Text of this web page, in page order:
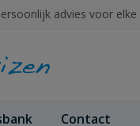
advies voor elke
Contact